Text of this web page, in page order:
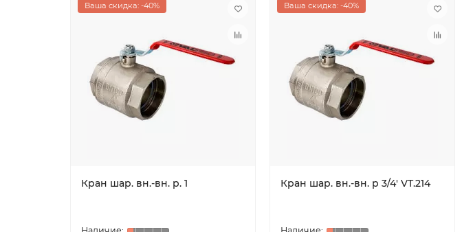
Ваша скидка: -40%
Кран шар. вн.-вн. р. 1
Ваша скидка: -40%
Кран шар. вн.-вн. р 3/4' VT.214